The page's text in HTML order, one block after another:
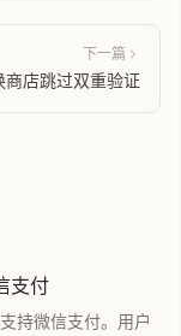
下一篇
商店跳过双重验证
支付
持微信支付。用户